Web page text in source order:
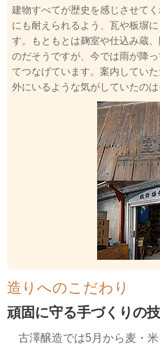
建物すべてが歴史を感じさせて
にも耐えられるよう、瓦や板塀
す。もともとは麹室や仕込み蔵
のだそうですが、今では雨が降
てつなげています。案内してい
外にいるような気がしていたのは
造りへのこだわり
頑固に守る手づくりの技
古澤醸造では5月から麦・